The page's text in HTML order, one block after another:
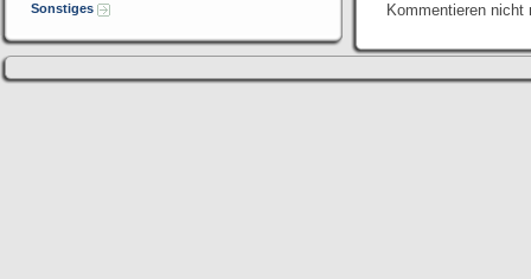
Sonstiges Kommentieren nicht